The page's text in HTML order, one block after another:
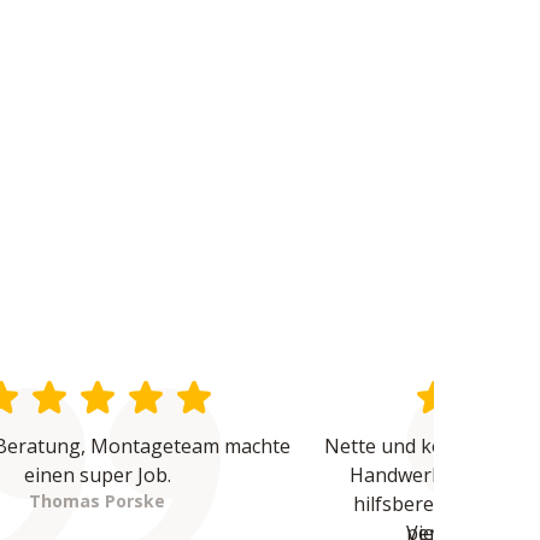
Montageteam machte
einen super Job.
Thomas Porske
Nette und kompetente
Handwerker waren
hilfsbereit und
perfekte
Vielen Dank -